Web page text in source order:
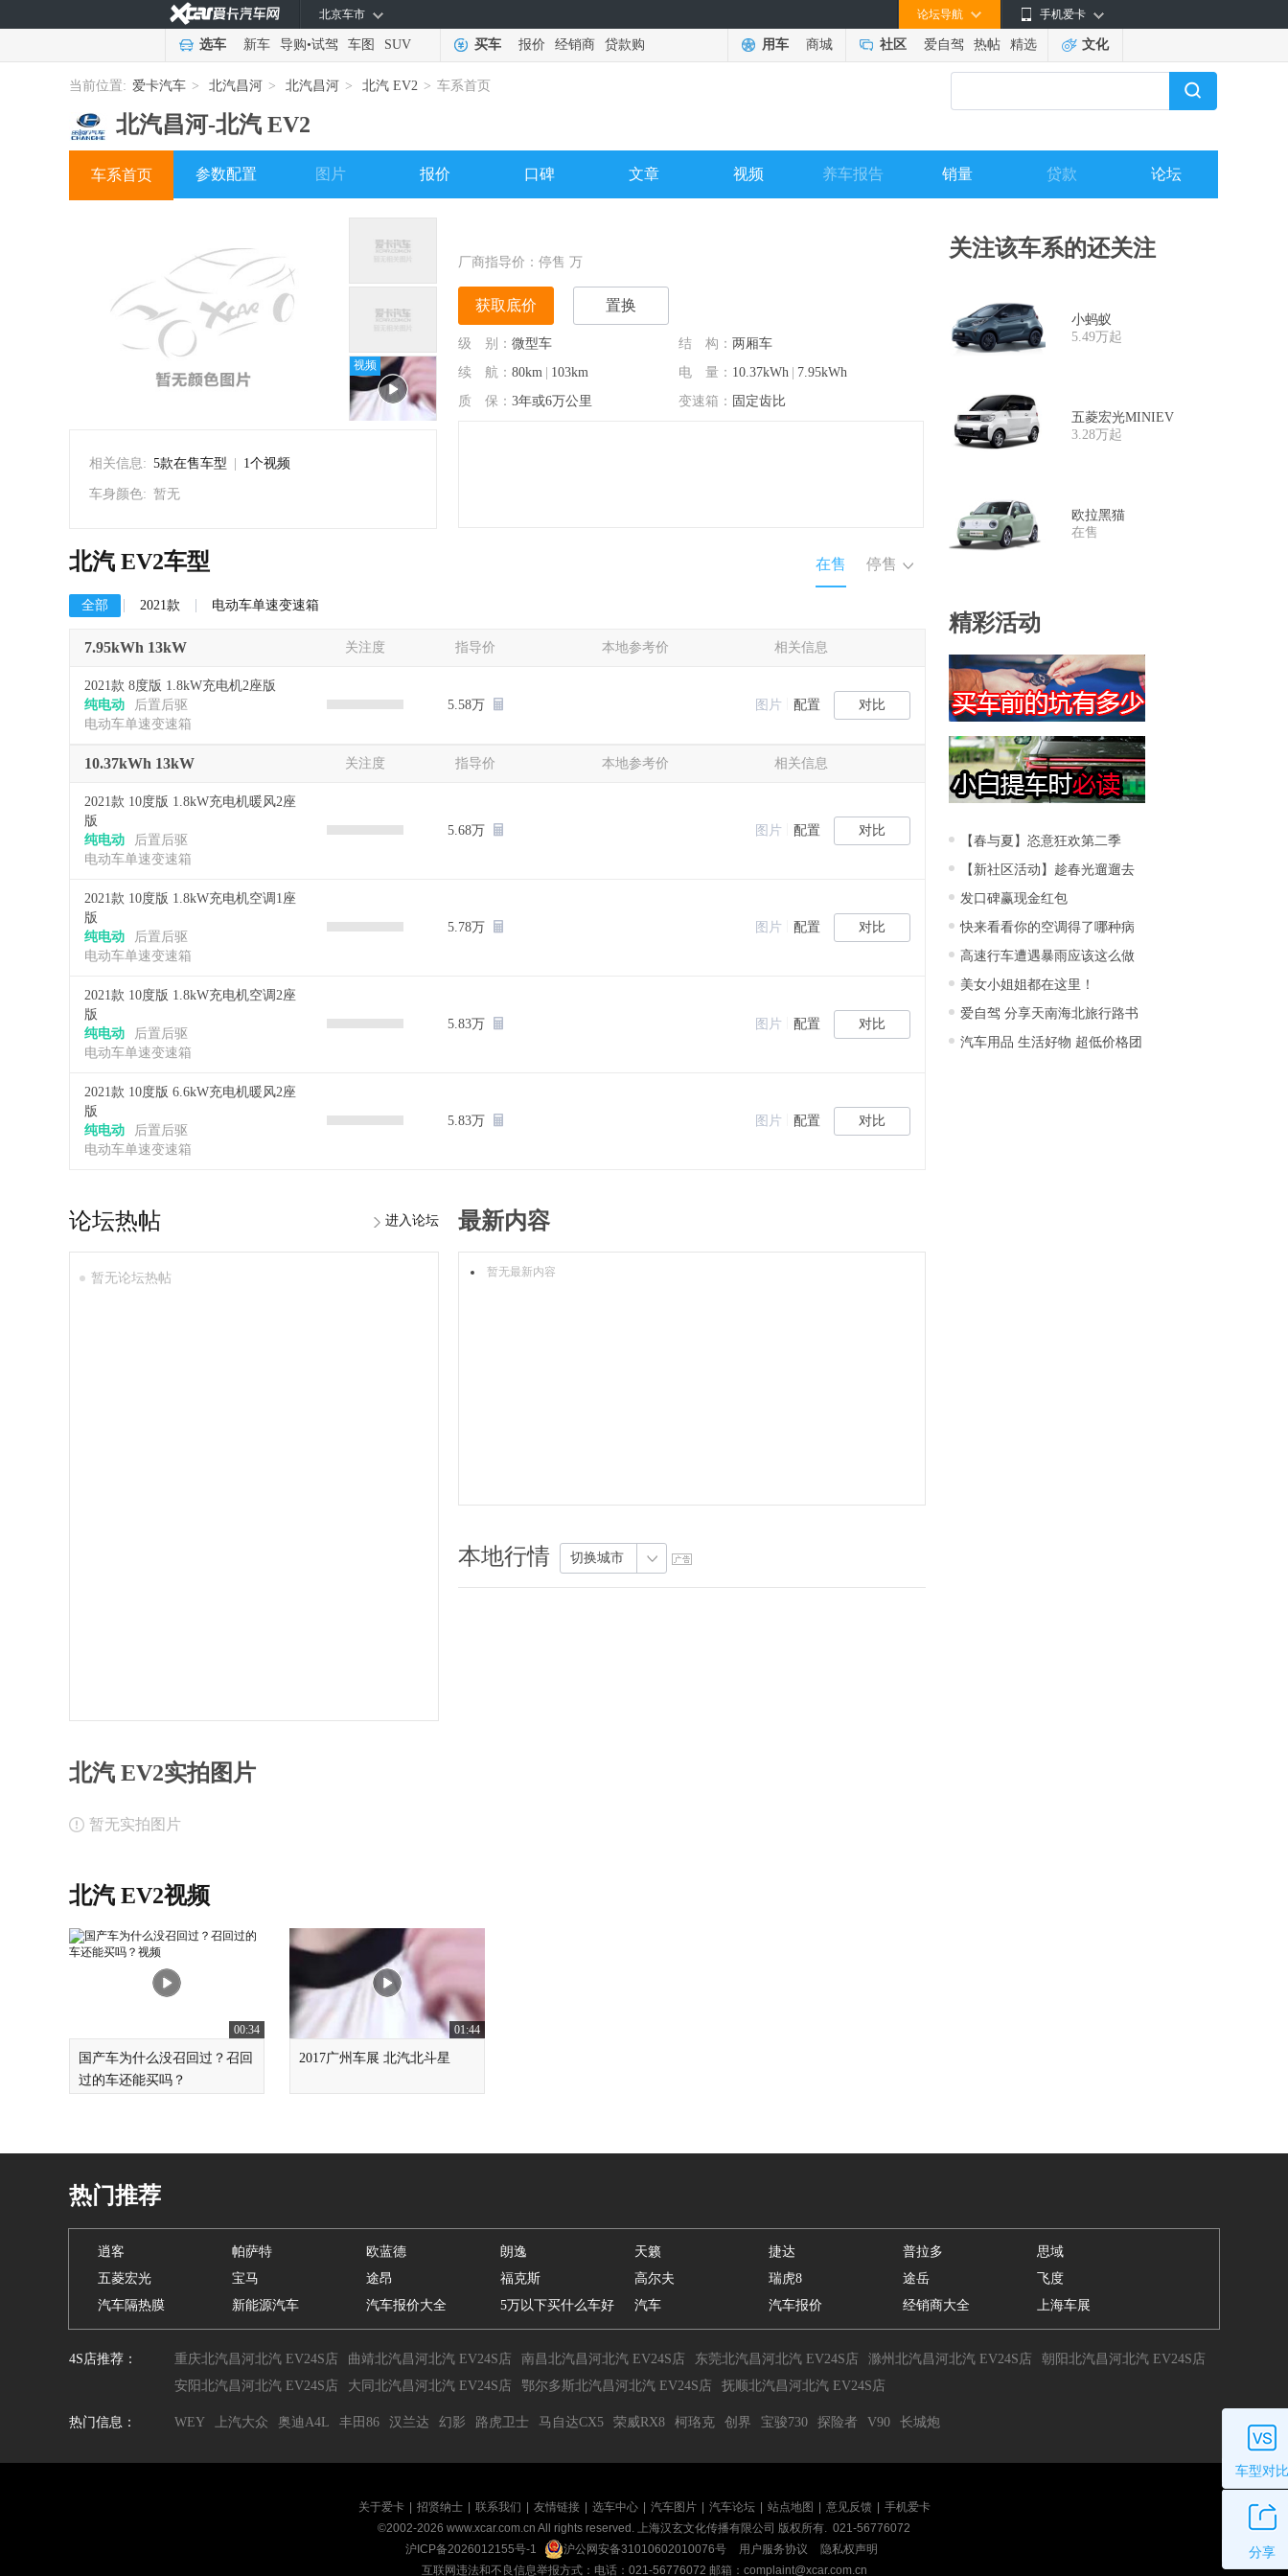
手机爱卡
论坛导航
北京车市
选车 新车 导购•试驾 车图 SUV 买车 报价 经销商 贷款购 用车 商城 社区 爱自驾 热帖 精选 文化
当前位置: 爱卡汽车 > 北汽昌河 > 北汽昌河 > 北汽 EV2 > 车系首页
北汽昌河-北汽 EV2
车系首页 参数配置 图片 报价 口碑 文章 视频 养车报告 销量 贷款 论坛
视频
相关信息: 5款在售车型 1个视频
车身颜色: 暂无
厂商指导价： 停售 万
获取底价 置换
级 别： 微型车 结 构： 两厢车
续 航： 80km 103km 电 量： 10.37kWh
7.95kWh
质 保： 3年或6万公里 变速箱： 固定齿比
北汽 EV2车型 停售
在售
全部 2021款 电动车单速变速箱
7.95kWh 13kW 关注度 指导价 本地参考价 相关信息
2021款 8度版 1.8kW充电机2座版
纯电动
后置后驱
电动车单速变速箱
5.58万 图片 配置 对比
10.37kWh 13kW 关注度 指导价 本地参考价 相关信息
2021款 10度版 1.8kW充电机暖风2座
版
纯电动
后置后驱
电动车单速变速箱
5.68万 图片 配置 对比
2021款 10度版 1.8kW充电机空调1座
版
纯电动
后置后驱
电动车单速变速箱
5.78万 图片 配置 对比
2021款 10度版 1.8kW充电机空调2座
版
纯电动
后置后驱
电动车单速变速箱
5.83万 图片 配置 对比
2021款 10度版 6.6kW充电机暖风2座
版
纯电动
后置后驱
电动车单速变速箱
5.83万 图片 配置 对比
论坛热帖 进入论坛
暂无论坛热帖
最新内容
暂无最新内容
本地行情 切换城市
北汽 EV2实拍图片
暂无实拍图片
北汽 EV2视频
00:34
国产车为什么没召回过？召回
过的车还能买吗？
01:44
2017广州车展 北汽北斗星
关注该车系的还关注
小蚂蚁
5.49万起
五菱宏光MINIEV
3.28万起
欧拉黑猫
在售
精彩活动
【春与夏】恣意狂欢第二季
【新社区活动】趁春光遛遛去
发口碑赢现金红包
快来看看你的空调得了哪种病
高速行车遭遇暴雨应该这么做
美女小姐姐都在这里！
爱自驾 分享天南海北旅行路书
汽车用品 生活好物 超低价格团
热门推荐
逍客 帕萨特 欧蓝德 朗逸 天籁 捷达 普拉多
思域
五菱宏光
宝马 途昂 福克斯 高尔夫 瑞虎8 途岳
飞度
汽车隔热膜
新能源汽车 汽车报价大全 5万以下买什么车好 汽车 汽车报价 经销商大全 上海车展
4S店推荐： 重庆北汽昌河北汽 EV24S店 曲靖北汽昌河北汽 EV24S店 南昌北汽昌河北汽 EV24S店 东莞北汽昌河北汽 EV24S店 滁州北汽昌河北汽 EV24S店
朝阳北汽昌河北汽 EV24S店
安阳北汽昌河北汽 EV24S店
大同北汽昌河北汽 EV24S店 鄂尔多斯北汽昌河北汽 EV24S店 抚顺北汽昌河北汽 EV24S店
热门信息： WEY 上汽大众 奥迪A4L 丰田86 汉兰达 幻影 路虎卫士 马自达CX5 荣威RX8 柯珞克 创界 宝骏730 探险者 V90 长城炮
关于爱卡 招贤纳士 联系我们 友情链接 选车中心 汽车图片 汽车论坛 站点地图 意见反馈
手机爱卡
©2002-2026 www.xcar.com.cn All rights reserved. 上海汉玄文化传播有限公司 版权所有. 021-56776072
沪ICP备2026012155号-1
沪公网安备31010602010076号 用户服务协议
隐私权声明
互联网违法和不良信息举报方式：电话：021-56776072 邮箱：complaint@xcar.com.cn
车型对比
分享